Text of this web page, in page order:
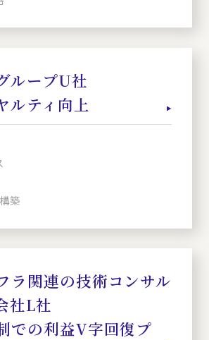
ループU社
ルティ向上
築
ラ関連の技術コンサル
社L社
での利益V字回復プ